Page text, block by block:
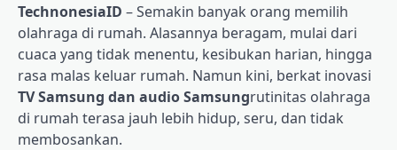
TechnonesiaID – Semakin banyak orang memilih
olahraga di rumah. Alasannya beragam, mulai dari
cuaca yang tidak menentu, kesibukan harian, hingga
rasa malas keluar rumah. Namun kini, berkat inovasi
TV Samsung dan audio Samsungrutinitas olahraga
di rumah terasa jauh lebih hidup, seru, dan tidak
membosankan.